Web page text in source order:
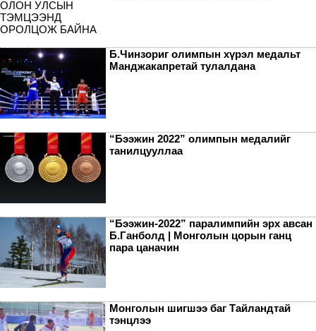
Б.Чинзориг олимпын хүрэл медальт
Манджакапретай тулалдана
“Бээжин 2022” олимпын медалийг
танилцууллаа
“Бээжин-2022” паралимпийн эрх авсан
Б.Ганболд | Монголын цорын ганц
пара цаначин
Монголын шигшээ баг Тайландтай
тэнцлээ